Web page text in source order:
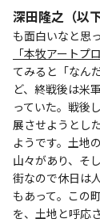
深田隆之（以
も面白いなと思
「本牧アートプ
てみると「なん
ど、終戦後は米
っていた。戦後
展させようとし
ようです。土地
山々があり、そ
街なので休日は
もあって。この
を、土地と呼応